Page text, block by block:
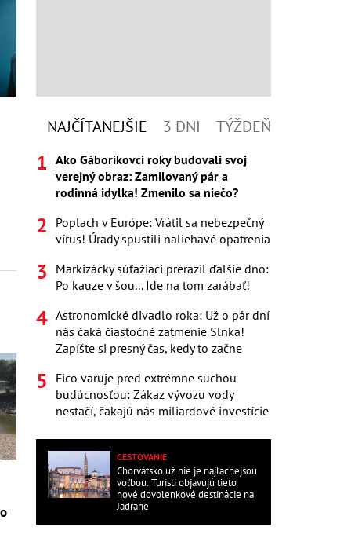
NAJČÍTANEJŠIE 3 DNI TÝŽDEŇ
Ako Gáboríkovci roky budovali svoj
verejný obraz: Zamilovaný pár a
rodinná idylka! Zmenilo sa niečo?
Poplach v Európe: Vrátil sa nebezpečný
vírus! Úrady spustili naliehavé opatrenia
Markizácky súťažiaci prerazil ďalšie dno:
Po kauze v šou... Ide na tom zarábať!
Astronomické divadlo roka: Už o pár dní
nás čaká čiastočné zatmenie Slnka!
Zapíšte si presný čas, kedy to začne
Fico varuje pred extrémne suchou
budúcnosťou: Zákaz vývozu vody
nestačí, čakajú nás miliardové investície
CESTOVANIE
Chorvátsko už nie je najlacnejšou
voľbou. Turisti objavujú tieto
nové dovolenkové destinácie na
Jadrane